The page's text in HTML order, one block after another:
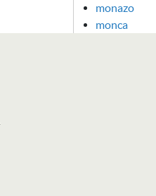
monazo
monca